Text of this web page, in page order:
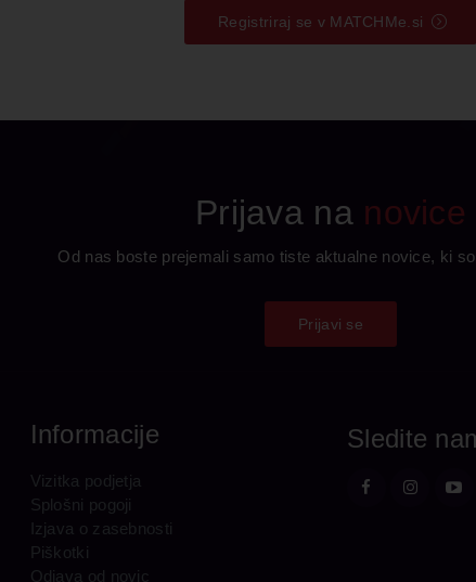
Registriraj se v MATCHMe.si
Prijava na novice
Od nas boste prejemali samo tiste aktualne novice, ki
Prijavi se
Informacije
Vizitka podjetja
Splošni pogoji
Izjava o zasebnosti
Piškotki
Odjava od novic
Sledite